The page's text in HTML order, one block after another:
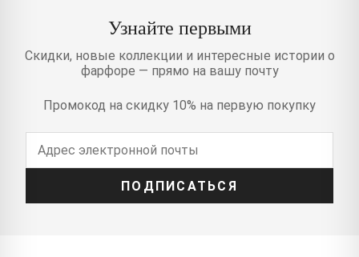
Узнайте первыми
Скидки, новые коллекции и интересные истории о
фарфоре — прямо на вашу почту
Промокод на скидку 10% на первую покупку
ПОДПИСАТЬСЯ